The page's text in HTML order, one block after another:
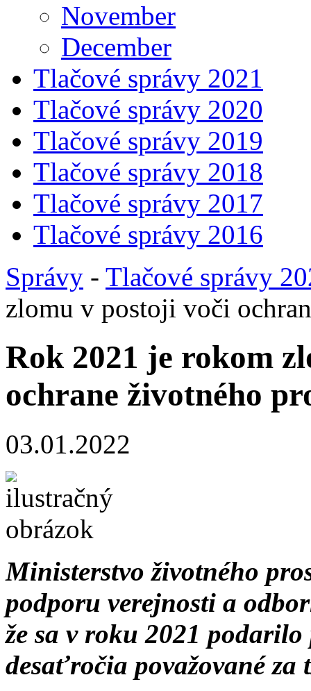
November
December
Tlačové správy 2021
Tlačové správy 2020
Tlačové správy 2019
Tlačové správy 2018
Tlačové správy 2017
Tlačové správy 2016
Správy - Tlačové správy
zlomu v postoji voči
Rok 2021 je rokom
ochrane životného
03.01.2022
Ministerstvo životného
podporu verejnosti a
že sa v roku 2021
desaťročia považované za